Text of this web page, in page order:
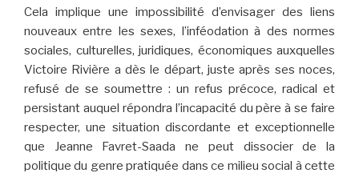
Cela implique une impossibilité d’envisager des liens
nouveaux entre les sexes, l’inféodation à des normes
sociales, culturelles, juridiques, économiques auxquelles
Victoire Rivière a dès le départ, juste après ses noces,
refusé de se soumettre : un refus précoce, radical et
persistant auquel répondra l’incapacité du père à se faire
respecter, une situation discordante et exceptionnelle
que Jeanne Favret-Saada ne peut dissocier de la
politique du genre pratiquée dans ce milieu social à cette